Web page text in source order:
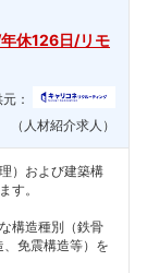
休126日/リモ
：
（人材紹介求人）
）および建築構
す。
構造種別（鉄骨
免震構造等）を